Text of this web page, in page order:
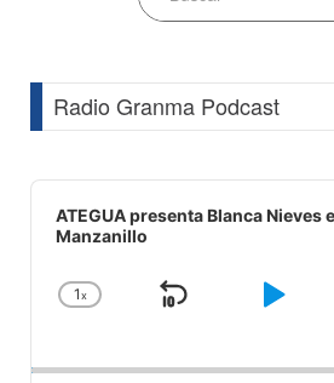
Radio Granma Podcast
Audio
Player
ATEGUA presenta Blanca Nieves
Manzanillo
Change
1x
Skip
Play